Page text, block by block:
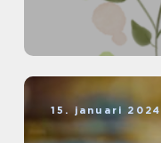
15. januari 2024